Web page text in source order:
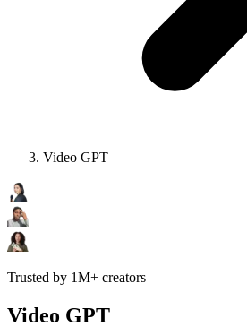
Video GPT
Trusted by 1M+ creators
Video GPT